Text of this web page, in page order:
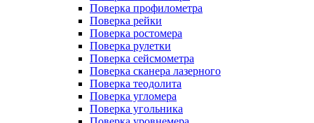
Поверка профилометра
Поверка рейки
Поверка ростомера
Поверка рулетки
Поверка сейсмометра
Поверка сканера лазерного
Поверка теодолита
Поверка угломера
Поверка угольника